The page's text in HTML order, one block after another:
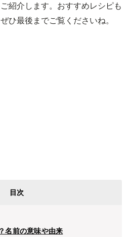
紹介します。おすすめレシピも
ひ最後までご覧くださいね。
目次
名前の意味や由来